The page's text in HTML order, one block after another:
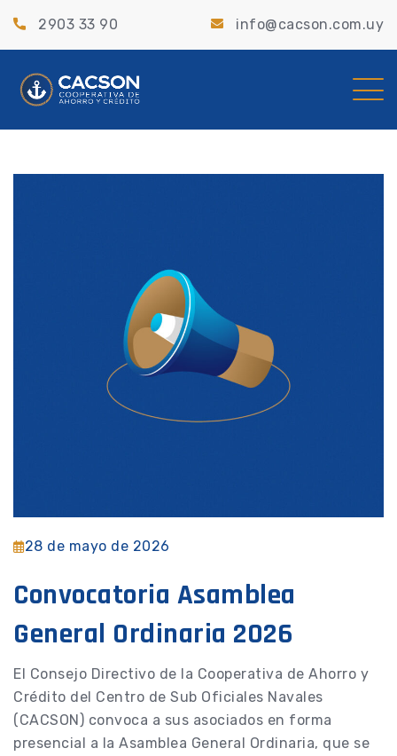
2903 33 90 info@cacson.com.uy
28 de mayo de 2026
Convocatoria Asamblea
General Ordinaria 2026
El Consejo Directivo de la Cooperativa de Ahorro y
Crédito del Centro de Sub Oficiales Navales
(CACSON) convoca a sus asociados en forma
presencial a la Asamblea General Ordinaria, que se